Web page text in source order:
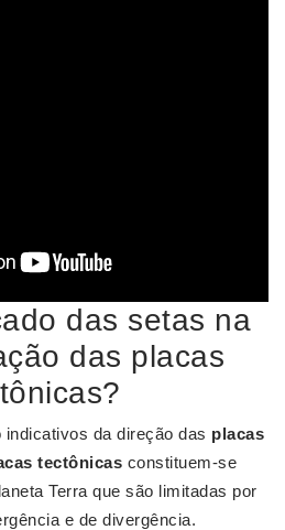
das setas na
das placas
da direção das placas
tectônicas constituem-se
Terra que são limitadas por
e de divergência.